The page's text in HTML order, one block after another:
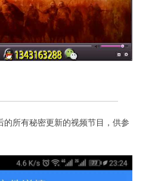
的所有秘密更新的视频节目，供参